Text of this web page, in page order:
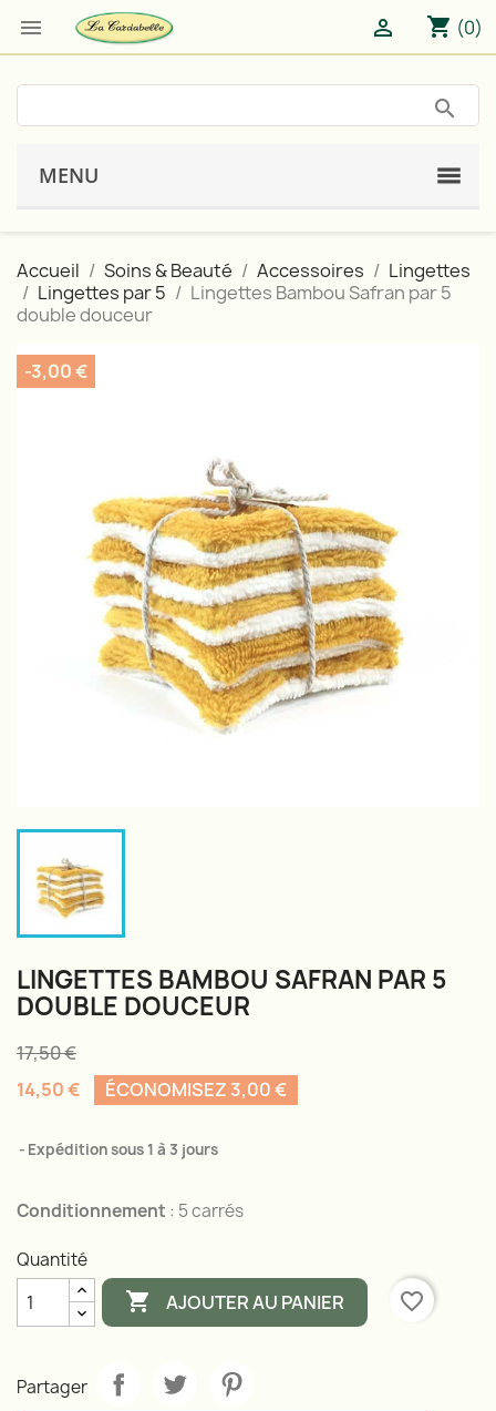
 shopping_cart (0)

MENU
Accueil Soins & Beauté Accessoires
Lingettes
Lingettes par 5
Lingettes Bambou Safran par 5
double douceur
-3,00 €
LINGETTES BAMBOU SAFRAN PAR 5
DOUBLE DOUCEUR
17,50 €
14,50 €
ÉCONOMISEZ 3,00 €
Expédition sous 1 à 3 jours
Conditionnement : 5 carrés
Quantité
 AJOUTER AU PANIER favorite_border
Partager